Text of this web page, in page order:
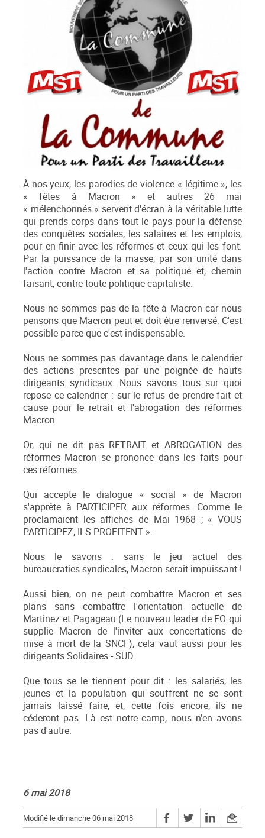
À nos yeux, les parodies de violence « légitime », les
« fêtes à Macron » et autres 26 mai
« mélenchonnés » servent d'écran à la véritable lutte
qui prends corps dans tout le pays pour la défense
des conquêtes sociales, les salaires et les emplois,
pour en finir avec les réformes et ceux qui les font.
Par la puissance de la masse, par son unité dans
l'action contre Macron et sa politique et, chemin
faisant, contre toute politique capitaliste.
Nous ne sommes pas de la fête à Macron car nous
pensons que Macron peut et doit être renversé. C'est
possible parce que c'est indispensable.
Nous ne sommes pas davantage dans le calendrier
des actions prescrites par une poignée de hauts
dirigeants syndicaux. Nous savons tous sur quoi
repose ce calendrier : sur le refus de prendre fait et
cause pour le retrait et l'abrogation des réformes
Macron.
Or, qui ne dit pas RETRAIT et ABROGATION des
réformes Macron se prononce dans les faits pour
ces réformes.
Qui accepte le dialogue « social » de Macron
s'apprête à PARTICIPER aux réformes. Comme le
proclamaient les affiches de Mai 1968 ; « VOUS
PARTICIPEZ, ILS PROFITENT ».
Nous le savons : sans le jeu actuel des
bureaucraties syndicales, Macron serait impuissant !
Aussi bien, on ne peut combattre Macron et ses
plans sans combattre l'orientation actuelle de
Martinez et Pagageau (Le nouveau leader de FO qui
supplie Macron de l'inviter aux concertations de
mise à mort de la SNCF), cela vaut aussi pour les
dirigeants Solidaires - SUD.
Que tous se le tiennent pour dit : les salariés, les
jeunes et la population qui souffrent ne se sont
jamais laissé faire, et, cette fois encore, ils ne
céderont pas. Là est notre camp, nous n’en avons
pas d'autre.
6 mai 2018
Modifié le dimanche 06 mai 2018